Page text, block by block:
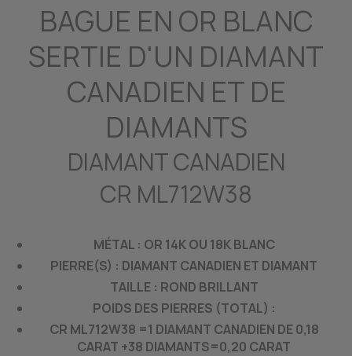
BAGUE EN OR BLANC
SERTIE D'UN DIAMANT
CANADIEN ET DE
DIAMANTS
DIAMANT CANADIEN
CR ML712W38
MÉTAL : OR 14K OU 18K BLANC
PIERRE(S) : DIAMANT CANADIEN ET DIAMANT
TAILLE : ROND BRILLANT
POIDS DES PIERRES (TOTAL) :
CR ML712W38 =1 DIAMANT CANADIEN DE 0,18
CARAT +38 DIAMANTS=0,20 CARAT